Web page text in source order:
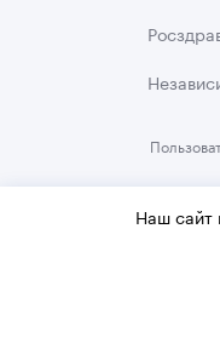
Политика
Наш сайт